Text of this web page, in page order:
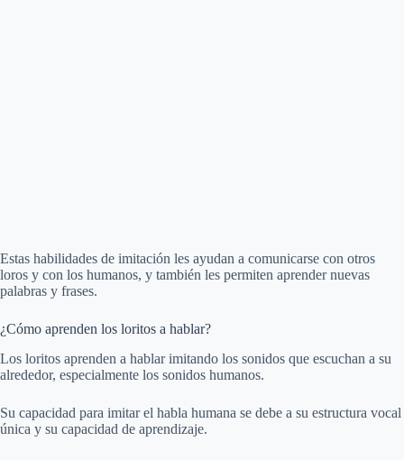
Estas habilidades de imitación les ayudan a comunicarse con otros
loros y con los humanos, y también les permiten aprender nuevas
palabras y frases.
¿Cómo aprenden los loritos a hablar?
Los loritos aprenden a hablar imitando los sonidos que escuchan a su
alrededor, especialmente los sonidos humanos.
Su capacidad para imitar el habla humana se debe a su estructura vocal
única y su capacidad de aprendizaje.